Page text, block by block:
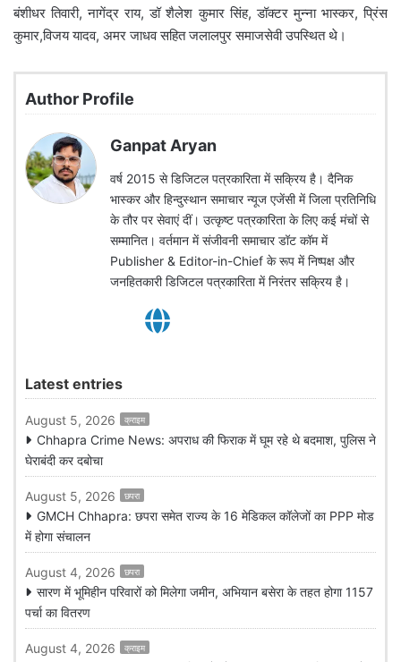
बंशीधर तिवारी, नागेंद्र राय, डॉ शैलेश कुमार सिंह, डॉक्टर मुन्ना भास्कर, प्रिंस
कुमार,विजय यादव, अमर जाधव सहित जलालपुर समाजसेवी उपस्थित थे।
Author Profile
Ganpat Aryan
वर्ष 2015 से डिजिटल पत्रकारिता में सक्रिय है। दैनिक
भास्कर और हिन्दुस्थान समाचार न्यूज एजेंसी में जिला प्रतिनिधि
के तौर पर सेवाएं दीं। उत्कृष्ट पत्रकारिता के लिए कई मंचों से
सम्मानित। वर्तमान में संजीवनी समाचार डॉट कॉम में
Publisher & Editor-in-Chief के रूप में निष्पक्ष और
जनहितकारी डिजिटल पत्रकारिता में निरंतर सक्रिय है।
Latest entries
August 5, 2026 क्राइम
Chhapra Crime News: अपराध की फिराक में घूम रहे थे बदमाश, पुलिस ने
घेराबंदी कर दबोचा
August 5, 2026 छपरा
GMCH Chhapra: छपरा समेत राज्य के 16 मेडिकल कॉलेजों का PPP मोड
में होगा संचालन
August 4, 2026 छपरा
सारण में भूमिहीन परिवारों को मिलेगा जमीन, अभियान बसेरा के तहत होगा 1157
पर्चा का वितरण
August 4, 2026 क्राइम